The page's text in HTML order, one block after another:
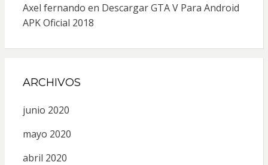
Axel fernando en Descargar GTA V Para Android
APK Oficial 2018
ARCHIVOS
junio 2020
mayo 2020
abril 2020